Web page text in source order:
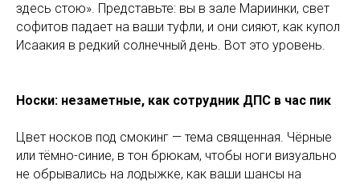
здесь стою». Представьте: вы в зале Мариинки, свет
софитов падает на ваши туфли, и они сияют, как купол
Исаакия в редкий солнечный день. Вот это уровень.
Носки: незаметные, как сотрудник ДПС в час пик
Цвет носков под смокинг — тема священная. Чёрные
или тёмно-синие, в тон брюкам, чтобы ноги визуально
не обрывались на лодыжке, как ваши шансы на